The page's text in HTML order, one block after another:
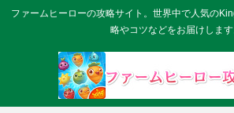
ファームヒーローの攻略サイト。世界中で人気の
略やコツなどをお届けします